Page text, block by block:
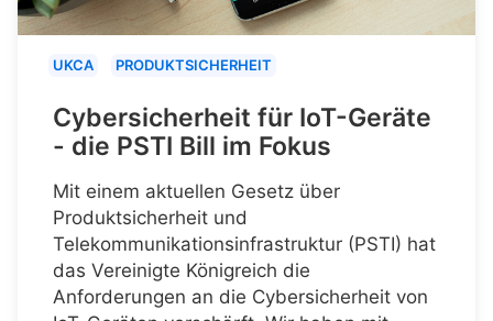
UKCA PRODUKTSICHERHEIT
Cybersicherheit für IoT-Geräte
- die PSTI Bill im Fokus
Mit einem aktuellen Gesetz über
Produktsicherheit und
Telekommunikationsinfrastruktur (PSTI) hat
das Vereinigte Königreich die
Anforderungen an die Cybersicherheit von